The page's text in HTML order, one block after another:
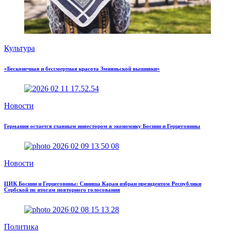
Культура
«Бесконечная и бессмертная красота Змияньской вышивки»
Новости
Германия остается главным инвестором в экономику Боснии и Герцеговины
Новости
ЦИК Боснии и Герцеговины: Синиша Каран избран президентом Республики
Сербской по итогам повторного голосования
Политика